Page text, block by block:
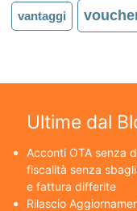
vantaggi
Ultime dal
Acconti OTA senza
fiscalità senza
e fattura differite
Rilascio